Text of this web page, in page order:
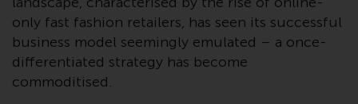
und Emerging Markets,
beinhalten ein
überdurchschnittliches Risiko und
sind als langfristig anzusehen.
only fast fashion retailers, has seen its successful
business model seemingly emulated – a once-
differentiated strategy has become
commoditised.